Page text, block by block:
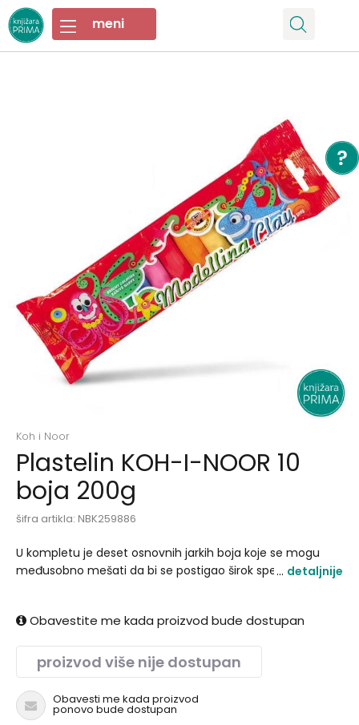
Koh i Noor
Plastelin KOH-I-NOOR 10
boja 200g
šifra artikla: NBK259886
U kompletu je deset osnovnih jarkih boja koje se mogu
međusobno mešati da bi se postigao širok spektar nijansi.
detaljnije
Obavestite me kada proizvod bude dostupan
proizvod više nije dostupan
Obavesti me kada proizvod
ponovo bude dostupan